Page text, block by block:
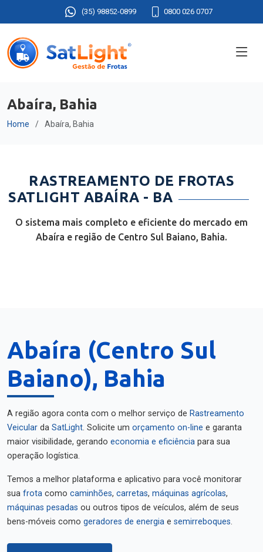
(35) 98852-0899 0800 026 0707
Abaíra, Bahia
Home Abaíra, Bahia
RASTREAMENTO DE FROTAS
SATLIGHT ABAÍRA - BA
O sistema mais completo e eficiente do mercado em
Abaíra e região de Centro Sul Baiano, Bahia.
Abaíra (Centro Sul
Baiano), Bahia
A região agora conta com o melhor serviço de Rastreamento
Veicular da SatLight. Solicite um orçamento on-line e garanta
maior visibilidade, gerando economia e eficiência para sua
operação logística.
Temos a melhor plataforma e aplicativo para você monitorar
sua frota como caminhões, carretas, máquinas agrícolas,
máquinas pesadas ou outros tipos de veículos, além de seus
bens-móveis como geradores de energia e semirreboques.